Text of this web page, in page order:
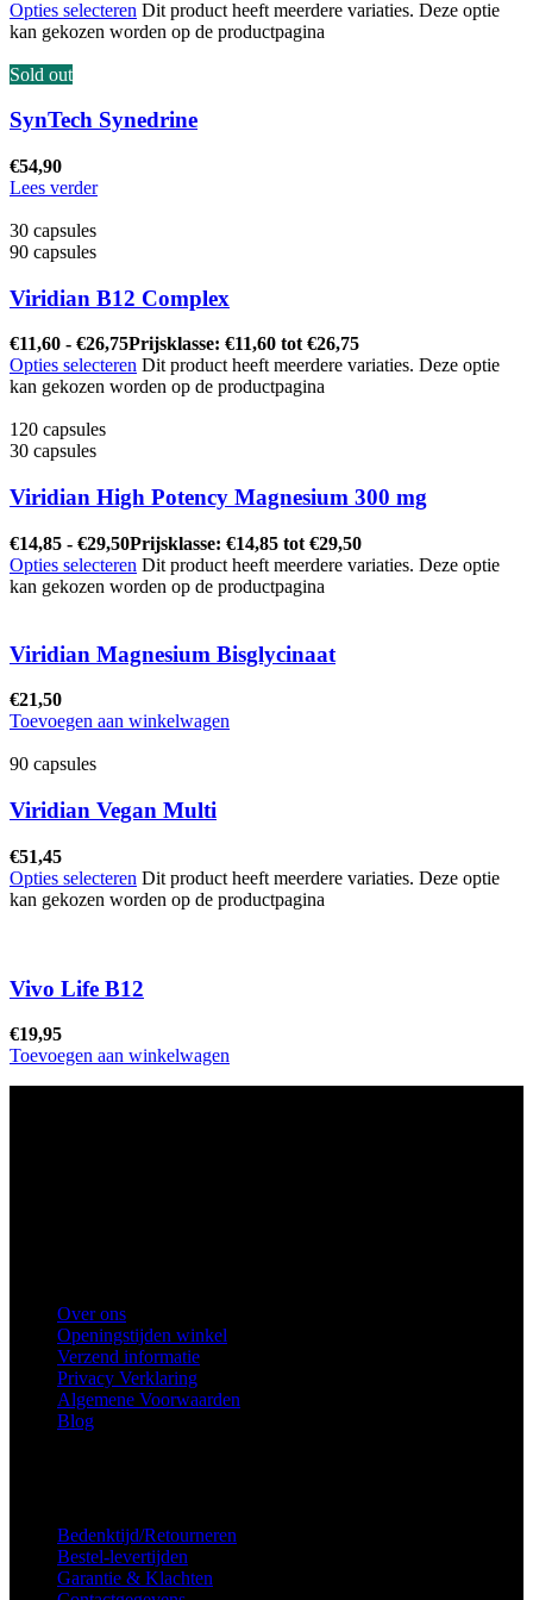
Opties selecteren Dit product heeft meerdere variaties. Deze optie
kan gekozen worden op de productpagina
Sold out
SynTech Synedrine
€54,90
Lees verder
30 capsules
90 capsules
Viridian B12 Complex
€11,60 - €26,75Prijsklasse: €11,60 tot €26,75
Opties selecteren Dit product heeft meerdere variaties. Deze optie
kan gekozen worden op de productpagina
120 capsules
30 capsules
Viridian High Potency Magnesium 300 mg
€14,85 - €29,50Prijsklasse: €14,85 tot €29,50
Opties selecteren Dit product heeft meerdere variaties. Deze optie
kan gekozen worden op de productpagina
Viridian Magnesium Bisglycinaat
€21,50
Toevoegen aan winkelwagen
90 capsules
Viridian Vegan Multi
€51,45
Opties selecteren Dit product heeft meerdere variaties. Deze optie
kan gekozen worden op de productpagina
Vivo Life B12
€19,95
Toevoegen aan winkelwagen
Over ons
Openingstijden winkel
Verzend informatie
Privacy Verklaring
Algemene Voorwaarden
Blog
Bedenktijd/Retourneren
Bestel-levertijden
Garantie & Klachten